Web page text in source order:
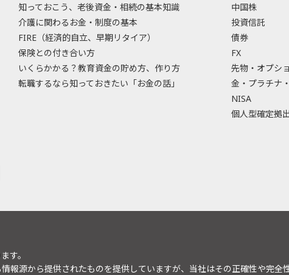
知っておこう、老後資金・相続の基本知識
介護に関わるお金・制度の基本
FIRE（経済的自立、早期リタイア）
保険との付き合い方
いくらかかる？教育資金の貯め方、作り方
転職するなら知っておきたい「お金の話」
中国株
投資信託
債券
FX
先物・オプシ
金・プラチナ
NISA
個人型確定拠
す。
報源から提供されたものを提供していますが、当社はその正確性や完全